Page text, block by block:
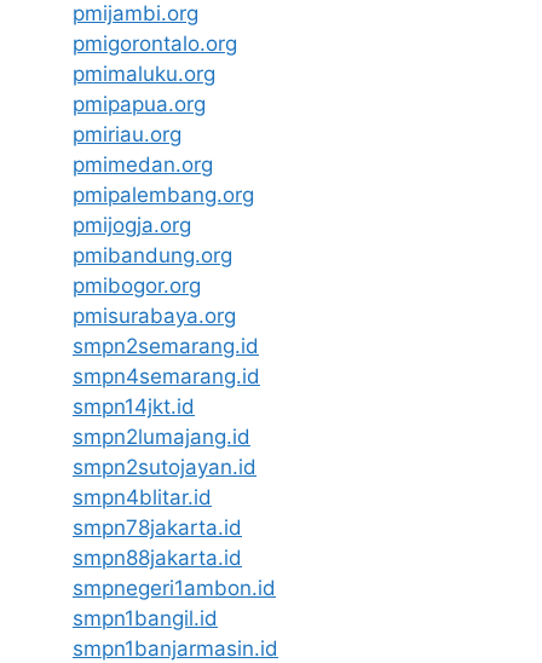
pmijambi.org
pmigorontalo.org
pmimaluku.org
pmipapua.org
pmiriau.org
pmimedan.org
pmipalembang.org
pmijogja.org
pmibandung.org
pmibogor.org
pmisurabaya.org
smpn2semarang.id
smpn4semarang.id
smpn14jkt.id
smpn2lumajang.id
smpn2sutojayan.id
smpn4blitar.id
smpn78jakarta.id
smpn88jakarta.id
smpnegeri1ambon.id
smpn1bangil.id
smpn1banjarmasin.id